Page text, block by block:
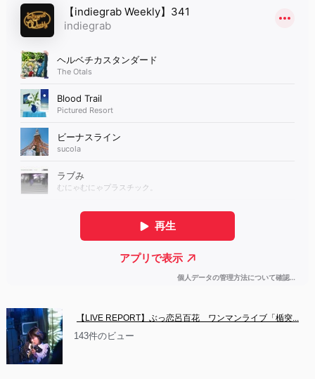
【LIVE REPORT】ぶっ恋呂百花　ワンマンライブ「楯突...
143件のビュー